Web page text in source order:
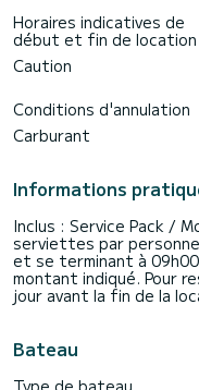
Si vous avez des
conditions de location,
la plateforme Samboat.
Horaires indicatives de
début et fin de location
Caution
Conditions d'annulation
Carburant
Informations
Inclus : Service Pack /
serviettes par
et se terminant à
montant indiqué. Pour
jour avant la fin de la
Bateau